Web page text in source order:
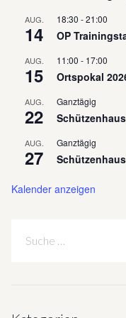
AUG.
14
18:30 -21:00
OP
AUG.
15
11:00 - 17:00
Ortspokal
AUG.
22
Ganztägig
AUG.
27
Ganztägig
Kalender anzeigen